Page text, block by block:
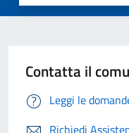
Contatta il
Leggi le